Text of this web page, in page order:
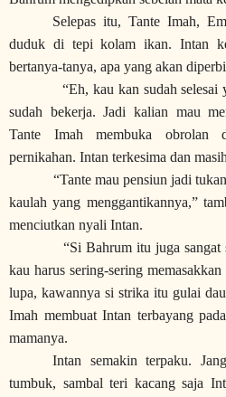
Selepas itu, Tante Imah,
duduk di tepi kolam ikan. Intan
bertanya-tanya, apa yang akan
“Eh, kau kan sudah
sudah bekerja. Jadi kalian mau
Tante Imah membuka obrolan
pernikahan. Intan terkesima dan
“Tante mau pensiun jadi
kaulah yang menggantikannya,”
menciutkan nyali Intan.
“Si Bahrum itu juga
kau harus sering-sering
lupa, kawannya si strika itu gulai
Imah membuat Intan terbayang
mamanya.
Intan semakin terpaku.
tumbuk, sambal teri kacang saja